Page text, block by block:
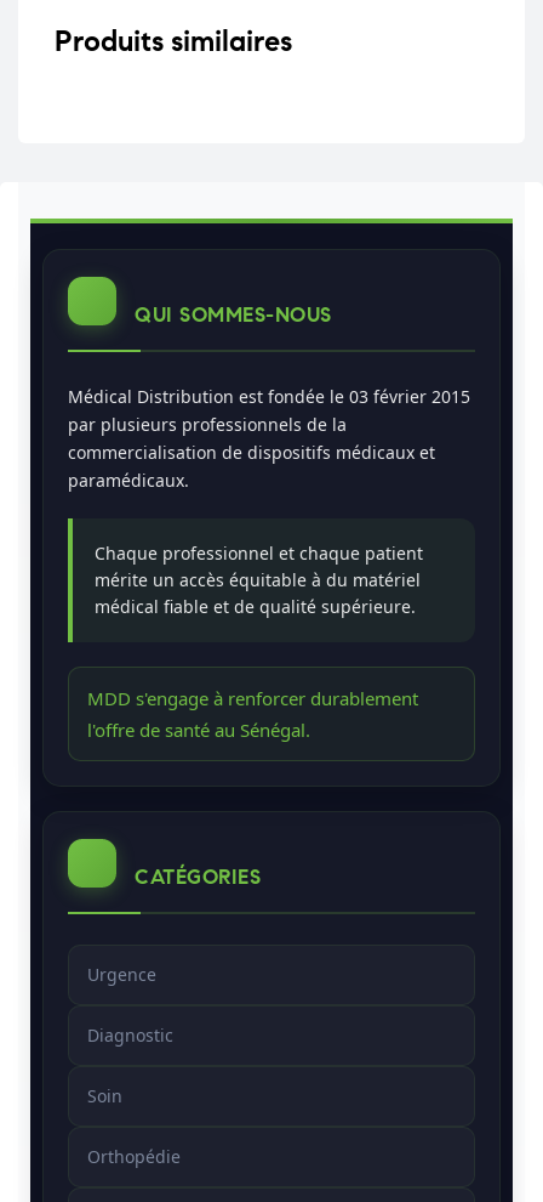
Produits similaires
QUI SOMMES-NOUS
Médical Distribution est fondée le 03 février 2015
par plusieurs professionnels de la
commercialisation de dispositifs médicaux et
paramédicaux.
Chaque professionnel et chaque patient
mérite un accès équitable à du matériel
médical fiable et de qualité supérieure.
MDD s'engage à renforcer durablement
l'offre de santé au Sénégal.
CATÉGORIES
Urgence
Diagnostic
Soin
Orthopédie